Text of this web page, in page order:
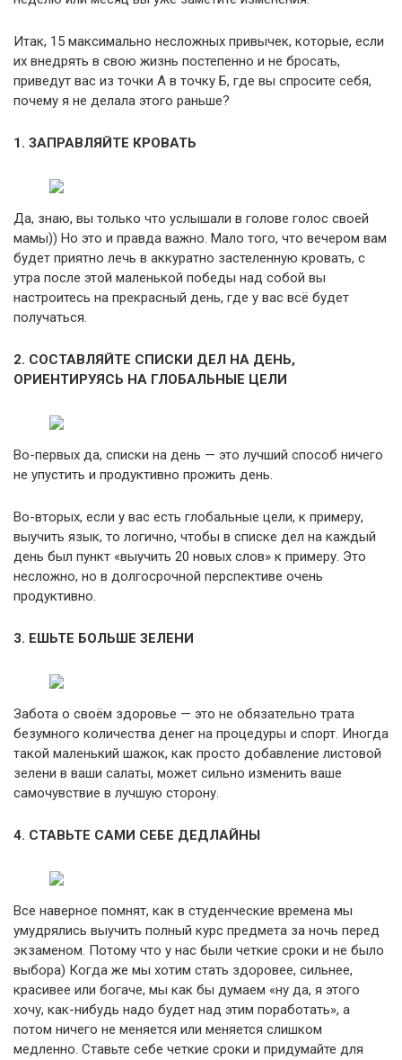
Итак, 15 максимально несложных привычек, которые, если
их внедрять в свою жизнь постепенно и не бросать,
приведут вас из точки А в точку Б, где вы спросите себя,
почему я не делала этого раньше?
1. ЗАПРАВЛЯЙТЕ КРОВАТЬ
Да, знаю, вы только что услышали в голове голос своей
мамы)) Но это и правда важно. Мало того, что вечером вам
будет приятно лечь в аккуратно застеленную кровать, с
утра после этой маленькой победы над собой вы
настроитесь на прекрасный день, где у вас всё будет
получаться.
2. СОСТАВЛЯЙТЕ СПИСКИ ДЕЛ НА ДЕНЬ,
ОРИЕНТИРУЯСЬ НА ГЛОБАЛЬНЫЕ ЦЕЛИ
Во-первых да, списки на день — это лучший способ ничего
не упустить и продуктивно прожить день.
Во-вторых, если у вас есть глобальные цели, к примеру,
выучить язык, то логично, чтобы в списке дел на каждый
день был пункт «выучить 20 новых слов» к примеру. Это
несложно, но в долгосрочной перспективе очень
продуктивно.
3. ЕШЬТЕ БОЛЬШЕ ЗЕЛЕНИ
Забота о своём здоровье — это не обязательно трата
безумного количества денег на процедуры и спорт. Иногда
такой маленький шажок, как просто добавление листовой
зелени в ваши салаты, может сильно изменить ваше
самочувствие в лучшую сторону.
4. СТАВЬТЕ САМИ СЕБЕ ДЕДЛАЙНЫ
Все наверное помнят, как в студенческие времена мы
умудрялись выучить полный курс предмета за ночь перед
экзаменом. Потому что у нас были четкие сроки и не было
выбора) Когда же мы хотим стать здоровее, сильнее,
красивее или богаче, мы как бы думаем «ну да, я этого
хочу, как-нибудь надо будет над этим поработать», а
потом ничего не меняется или меняется слишком
медленно. Ставьте себе четкие сроки и придумайте для